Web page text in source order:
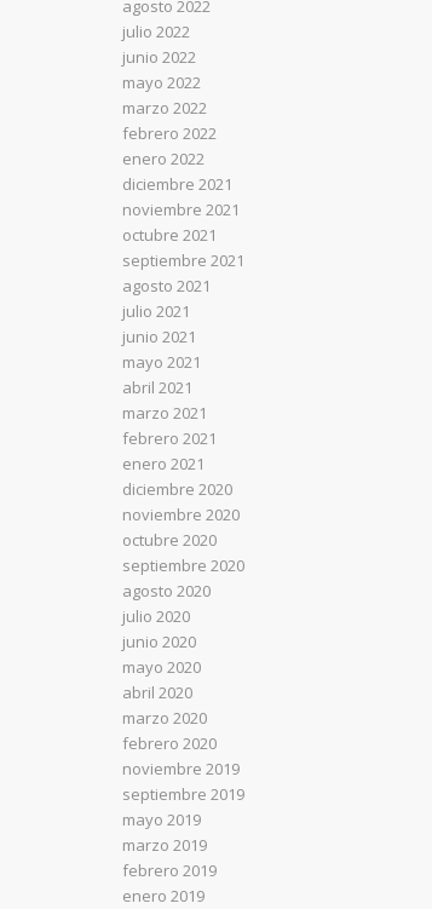
agosto 2022
julio 2022
junio 2022
mayo 2022
marzo 2022
febrero 2022
enero 2022
diciembre 2021
noviembre 2021
octubre 2021
septiembre 2021
agosto 2021
julio 2021
junio 2021
mayo 2021
abril 2021
marzo 2021
febrero 2021
enero 2021
diciembre 2020
noviembre 2020
octubre 2020
septiembre 2020
agosto 2020
julio 2020
junio 2020
mayo 2020
abril 2020
marzo 2020
febrero 2020
noviembre 2019
septiembre 2019
mayo 2019
marzo 2019
febrero 2019
enero 2019